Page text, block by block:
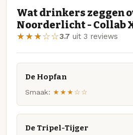
Wat drinkers zeggen
Noorderlicht - Collab
★★★☆☆3.7 uit 3 reviews
De Hopfan
Smaak: ★★★☆☆
De Tripel-Tijger